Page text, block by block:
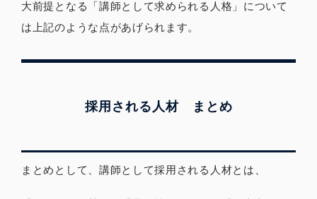
大前提となる「講師として求められる人格」について
は上記のような点があげられます。
採用される人材 まとめ
まとめとして、講師として採用される人材とは、